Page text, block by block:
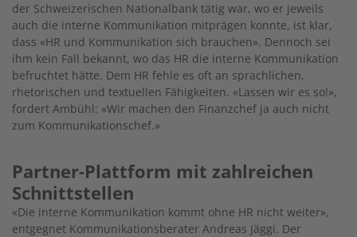
der Schweizerischen Nationalbank tätig war, wo er jeweils
auch die interne Kommunikation mitprägen konnte, ist klar,
dass «HR und Kommunikation sich brauchen». Dennoch sei
ihm kein Fall bekannt, wo das HR die interne Kommunikation
befruchtet hätte. Dem HR fehle es oft an sprachlichen,
rhetorischen und textuellen Fähigkeiten. «Lassen wir es so!»,
fordert Ambühl: «Wir machen den Finanzchef ja auch nicht
zum Kommunikationschef.»
Partner-Plattform mit zahlreichen
Schnittstellen
«Die interne Kommunikation kommt ohne HR nicht weiter»,
entgegnet Kommunikationsberater Andreas Jäggi. Der